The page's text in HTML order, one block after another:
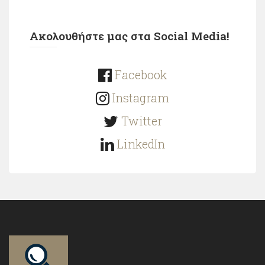
Ακολουθήστε μας στα Social Media!
Facebook
Instagram
Twitter
LinkedIn